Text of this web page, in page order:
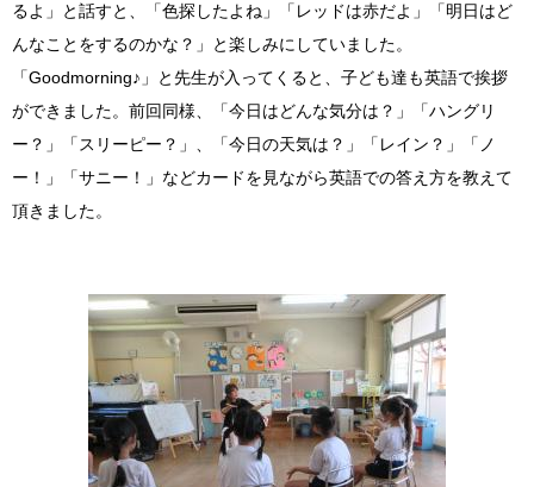
るよ」と話すと、「色探したよね」「レッドは赤だよ」「明日はど
んなことをするのかな？」と楽しみにしていました。
「Goodmorning♪」と先生が入ってくると、子ども達も英語で挨拶
ができました。前回同様、「今日はどんな気分は？」「ハングリ
ー？」「スリーピー？」、「今日の天気は？」「レイン？」「ノ
ー！」「サニー！」などカードを見ながら英語での答え方を教えて
頂きました。